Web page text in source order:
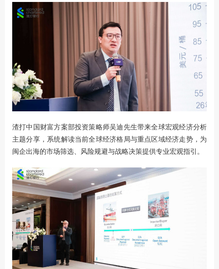
渣打中国财富方案部投资策略师吴迪先生带来全球宏观经济分析
主题分享，系统解读当前全球经济格局与重点区域经济走势，为
闽企出海的市场筛选、风险规避与战略决策提供专业宏观指引。